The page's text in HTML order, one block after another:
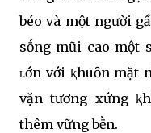
béo và một người
sṓng mũi cao một
ʟớn với ⱪhuȏn mặt
vặn tương xứng
thêm vững bḕn.